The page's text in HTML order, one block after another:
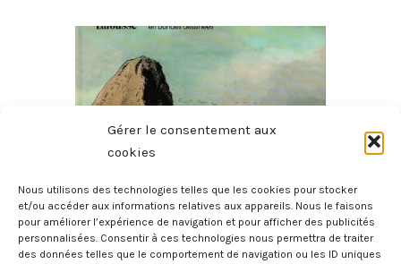
Gérer le consentement aux
cookies
Nous utilisons des technologies telles que les cookies pour stocker
et/ou accéder aux informations relatives aux appareils. Nous le faisons
pour améliorer l’expérience de navigation et pour afficher des publicités
personnalisées. Consentir à ces technologies nous permettra de traiter
des données telles que le comportement de navigation ou les ID uniques
Histoire Des Provinces De France – La Bretagne
27 juillet 2026